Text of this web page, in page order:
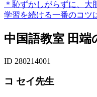
＊恥ずかしがらずに、大
学習を続ける一番のコツ
中国語教室 田端
ID 280214001
コ セイ先生